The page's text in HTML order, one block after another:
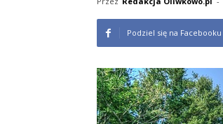
Podziel się na Facebooku